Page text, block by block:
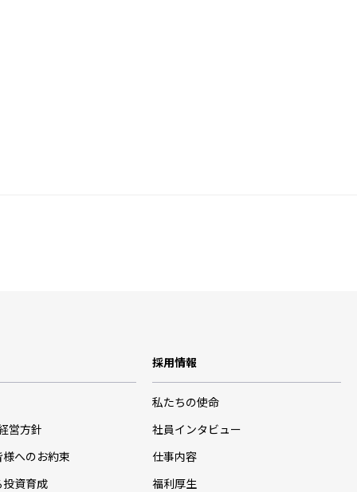
営方針
へのお約束
資育成
採用情報
私たちの使命
社員インタビュー
仕事内容
福利厚生